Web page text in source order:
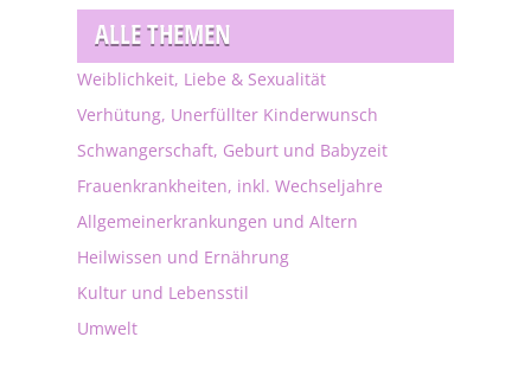
ALLE THEMEN
Weiblichkeit, Liebe & Sexualität
Verhütung, Unerfüllter Kinderwunsch
Schwangerschaft, Geburt und Babyzeit
Frauenkrankheiten, inkl. Wechseljahre
Allgemeinerkrankungen und Altern
Heilwissen und Ernährung
Kultur und Lebensstil
Umwelt